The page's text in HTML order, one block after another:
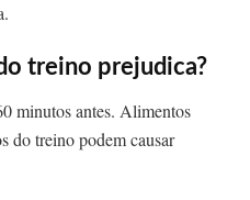
treino prejudica?
minutos antes. Alimentos
do treino podem causar